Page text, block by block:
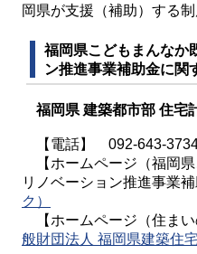
岡県が支援（補助）する制
福岡県こどもまんなか
ン推進事業補助金に関
福岡県 建築都市部 住宅
【電話】 092-643-
【ホームページ（福岡県
リノベーション推進事業
ク）
【ホームページ（住ま
般財団法人 福岡県建築住